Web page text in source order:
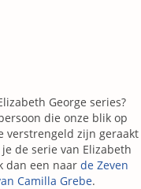
George series?
die onze blik op
verstrengeld zijn geraakt
de serie van Elizabeth
dan een naar de Zeven
Camilla Grebe.